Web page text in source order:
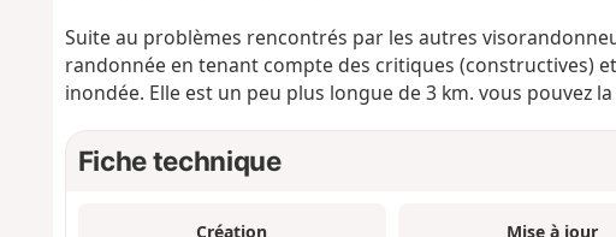
Suite au problèmes rencontrés par les autres
randonnée en tenant compte des critiques (constructives)
inondée. Elle est un peu plus longue de 3 km. vous pouvez
Fiche technique
Création
Mise à jour